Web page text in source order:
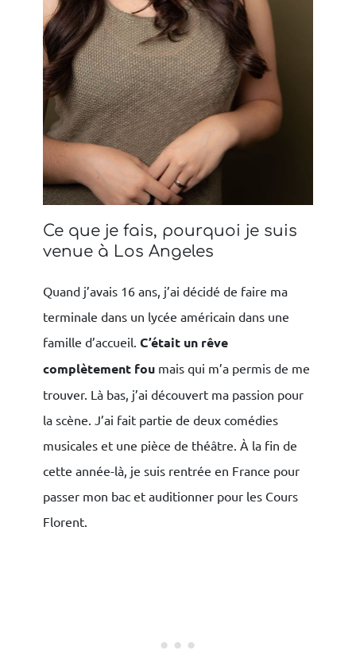
Ce que je fais, pourquoi je suis
venue à Los Angeles
Quand j’avais 16 ans, j’ai décidé de faire ma
terminale dans un lycée américain dans une
famille d’accueil. C’était un rêve
complètement fou mais qui m’a permis de me
trouver. Là bas, j’ai découvert ma passion pour
la scène. J’ai fait partie de deux comédies
musicales et une pièce de théâtre. À la fin de
cette année-là, je suis rentrée en France pour
passer mon bac et auditionner pour les Cours
Florent.